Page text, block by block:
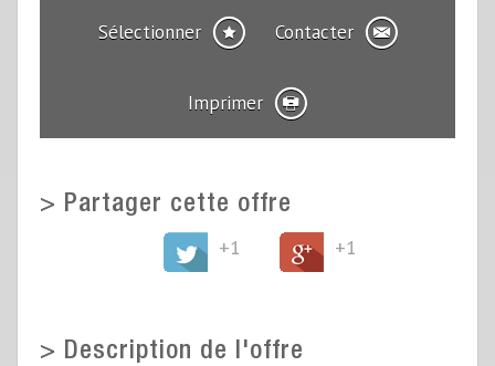
Sélectionner Contacter
Imprimer
> Partager cette offre
+1
+1
> Description de l'offre